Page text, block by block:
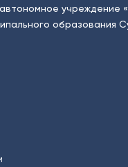
учреждение
образования